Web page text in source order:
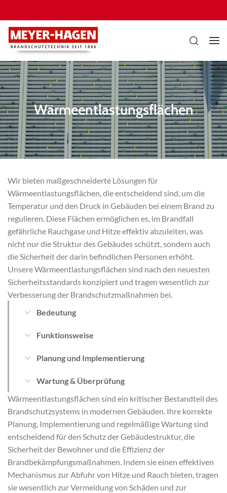
Wärmeentlastungsflächen
Wir bieten maßgeschneiderte Lösungen für
Wärmeentlastungsflächen, die entscheidend sind, um die
Temperatur und den Druck in Gebäuden bei einem Brand zu
regulieren. Diese Flächen ermöglichen es, im Brandfall
gefährliche Rauchgase und Hitze effektiv abzuleiten, was
nicht nur die Struktur des Gebäudes schützt, sondern auch
die Sicherheit der darin befindlichen Personen erhöht.
Unsere Wärmeentlastungsflächen sind nach den neuesten
Sicherheitsstandards konzipiert und tragen wesentlich zur
Verbesserung der Brandschutzmaßnahmen bei.
Bedeutung
Funktionsweise
Planung und Implementierung
Wartung & Überprüfung
Wärmeentlastungsflächen sind ein kritischer Bestandteil des
Brandschutzsystems in modernen Gebäuden. Ihre korrekte
Planung, Implementierung und regelmäßige Wartung sind
entscheidend für den Schutz der Gebäudestruktur, die
Sicherheit der Bewohner und die Effizienz der
Brandbekämpfungsmaßnahmen. Indem sie einen effektiven
Mechanismus zur Abfuhr von Hitze und Rauch bieten, tragen
sie wesentlich zur Vermeidung von Schäden und zur